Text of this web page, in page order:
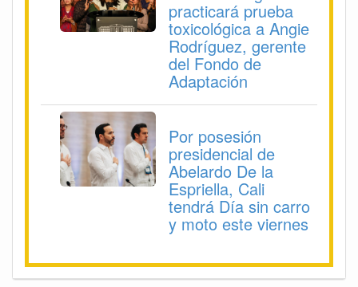
practicará prueba
toxicológica a Angie
Rodríguez, gerente
del Fondo de
Adaptación
Por posesión
presidencial de
Abelardo De la
Espriella, Cali
tendrá Día sin carro
y moto este viernes